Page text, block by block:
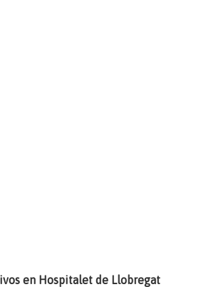
en Hospitalet de Llobregat